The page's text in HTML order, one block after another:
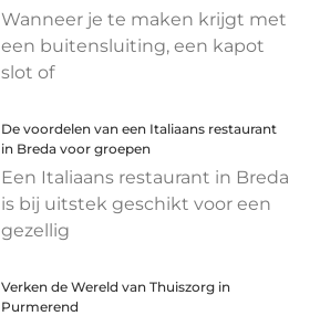
Wanneer je te maken krijgt met
een buitensluiting, een kapot
slot of
De voordelen van een Italiaans restaurant
in Breda voor groepen
Een Italiaans restaurant in Breda
is bij uitstek geschikt voor een
gezellig
Verken de Wereld van Thuiszorg in
Purmerend